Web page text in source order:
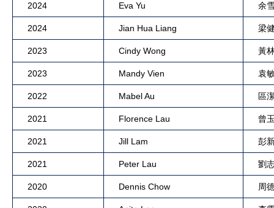
2024 Eva Yu 余
2024 Jian Hua Liang 梁
2023 Cindy Wong 黃
2023 Mandy Vien 袁
2022 Mabel Au 區
2021 Florence Lau 曾
2021 Jill Lam 彭
2021 Peter Lau 劉
2020 Dennis Chow 周